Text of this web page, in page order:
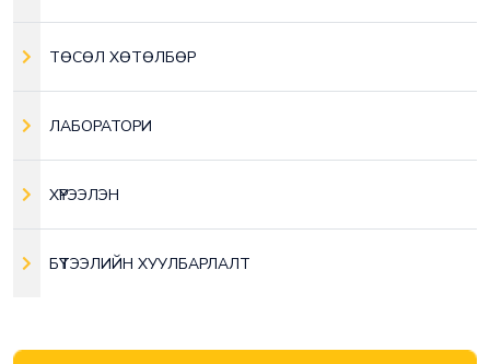
ТӨСӨЛ ХӨТӨЛБӨР
ЛАБОРАТОРИ
ХҮРЭЭЛЭН
БҮТЭЭЛИЙН ХУУЛБАРЛАЛТ